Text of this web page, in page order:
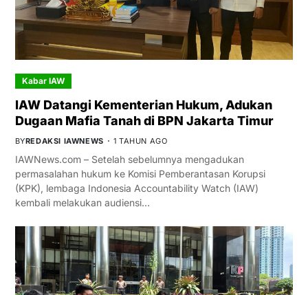
Kabar IAW
IAW Datangi Kementerian Hukum, Adukan
Dugaan Mafia Tanah di BPN Jakarta Timur
BYREDAKSI IAWNEWS 1 TAHUN AGO
IAWNews.com – Setelah sebelumnya mengadukan
permasalahan hukum ke Komisi Pemberantasan Korupsi
(KPK), lembaga Indonesia Accountability Watch (IAW)
kembali melakukan audiensi…